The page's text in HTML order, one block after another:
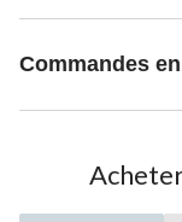
Commandes